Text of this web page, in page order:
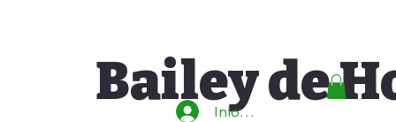
Bailey de
Inloggen